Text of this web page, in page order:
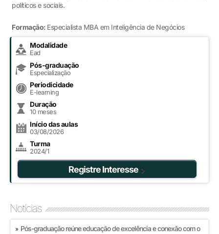
políticos e sociais.
Formação: Especialista MBA em Inteligência de Negócios
Modalidade
Ead
Pós-graduação
Especialização
Periodicidade
E-learning
Duração
10 meses
Início das aulas
03/08/2026
Turma
2024/1
Registre Interesse
Notícias
» Pós-graduação reúne educação de excelência e conexão com o